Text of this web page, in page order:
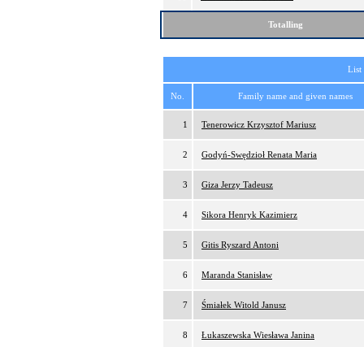
Totalling
List
No. Family name and given names
1 Tenerowicz Krzysztof Mariusz
2 Godyń-Swędzioł Renata Maria
3 Giza Jerzy Tadeusz
4 Sikora Henryk Kazimierz
5 Gitis Ryszard Antoni
6 Maranda Stanisław
7 Śmiałek Witold Janusz
8 Łukaszewska Wiesława Janina